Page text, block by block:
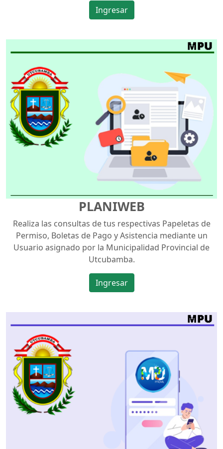
Ingresar
PLANIWEB
Realiza las consultas de tus respectivas Papeletas de
Permiso, Boletas de Pago y Asistencia mediante un
Usuario asignado por la Municipalidad Provincial de
Utcubamba.
Ingresar